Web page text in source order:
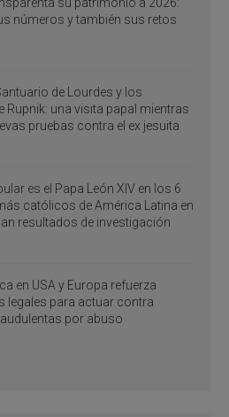
números y también sus retos
de Lourdes y los
Rupnik: una visita papal mientras
pruebas contra el ex jesuita
es el Papa León XIV en los 6
católicos de América Latina en
resultados de investigación
en USA y Europa refuerza
legales para actuar contra
por abuso